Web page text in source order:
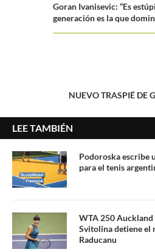
Goran Ivanisevic: “Es
generación es la que
exhibición en Colombia
LEE TAMBIÉN
Podoroska escribe
para el tenis
WTA 250 Auckland
Svitolina detiene el
Raducanu